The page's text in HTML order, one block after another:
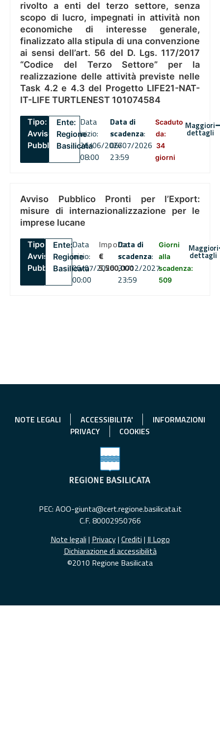
rivolto a enti del terzo settore, senza
scopo di lucro, impegnati in attività non
economiche di interesse generale,
finalizzato alla stipula di una convenzione
ai sensi dell’art. 56 del D. Lgs. 117/2017
“Codice del Terzo Settore” per la
realizzazione delle attività previste nelle
Task 4.2 e 4.3 del Progetto LIFE21-NAT-
IT-LIFE TURTLENEST 101074584
Tipo:
Avviso
Pubblico
Ente:
Regione
Basilicata
Data
inizio:
26/06/2026
08:00
Data di
scadenza:
06/07/2026
23:59
Scaduto
da:
34
giorni
Maggiori
dettagli
Avviso Pubblico Pronti per l’Export:
misure di internazionalizzazione per le
imprese lucane
Tipo:
Avviso
Pubblico
Ente:
Regione
Basilicata
Data
inizio:
06/07/2026
00:00
Importo
€
5,500,000
Data di
scadenza:
31/12/2027
23:59
Giorni
alla
scadenza:
509
Maggiori
dettagli
NOTE LEGALI ACCESSIBILITA'
INFORMAZIONI
PRIVACY
COOKIES
PEC: AOO-giunta@cert.regione.basilicata.it
C.F. 80002950766
Note legali | Privacy| Crediti | Il Logo
Dichiarazione di accessibilità
©2010 Regione Basilicata